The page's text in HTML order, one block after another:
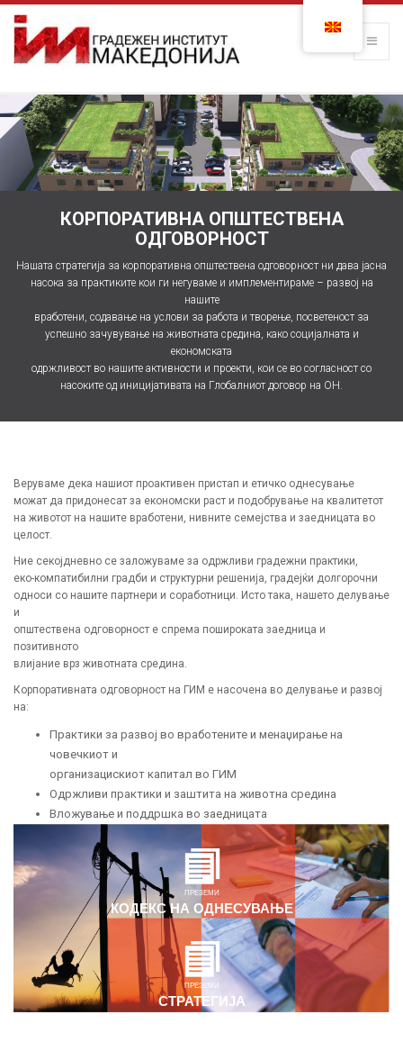
КОРПОРАТИВНА ОПШТЕСТВЕНА
ОДГОВОРНОСТ
Нашата стратегија за корпоративна општествена одговорност ни дава јасна
насока за практиките кои ги негуваме и имплементираме – развој на
нашите
вработени, содавање на услови за работа и творење, посветеност за
успешно зачувување на животната средина, како социјалната и
економската
одржливост во нашите активности и проекти, кои се во согласност со
насоките од иницијативата на Глобалниот договор на ОН.
Веруваме дека нашиот проактивен пристап и етичко однесување
можат да придонесат за економски раст и подобрување на квалитетот
на животот на нашите вработени, нивните семејства и заедницата во
целост.
Ние секојдневно се заложуваме за одржливи градежни практики,
еко-компатибилни градби и структурни решенија, градејќи долгорочни
односи со нашите партнери и соработници. Исто така, нашето делување
и
општествена одговорност е спрема пошироката заедница и
позитивното
влијание врз животната средина.
Корпоративната одговорност на ГИМ е насочена во делување и развој
на:
Практики за развој во вработените и менаџирање на
човечкиот и
организацискиот капитал во ГИМ
Одржливи практики и заштита на животна средина
Вложување и поддршка во заедницата
ПРЕЗЕМИ
КОДЕКС НА ОДНЕСУВАЊЕ
ПРЕЗЕМИ
СТРАТЕГИЈА